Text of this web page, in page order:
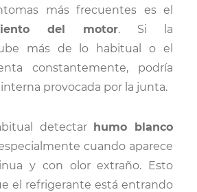
más frecuentes es el
del motor. Si la
más de lo habitual o el
constantemente, podría
provocada por la junta.
detectar humo blanco
cuando aparece
y con olor extraño. Esto
el refrigerante está entrando